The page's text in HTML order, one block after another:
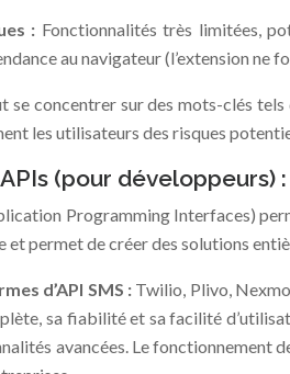
: Fonctionnalités très limitées,
au navigateur (l’extension ne
se concentrer sur des mots-clés
les utilisateurs des risques
(pour développeurs)
Programming Interfaces)
permet de créer des solutions
d’API SMS : Twilio, Plivo,
sa fiabilité et sa facilité
avancées. Le fonctionnement